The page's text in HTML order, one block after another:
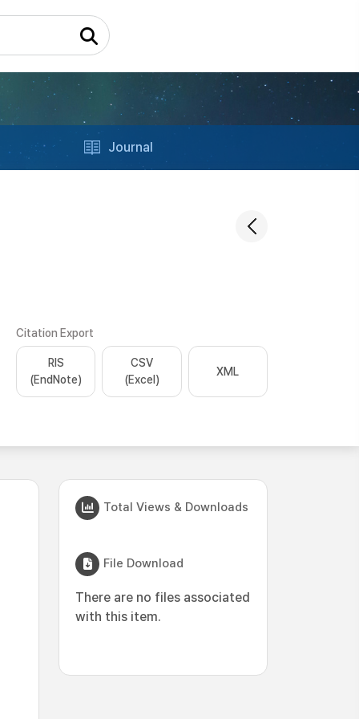
Journal
Citation Export
RIS
(EndNote)
CSV
(Excel)
XML
Total Views & Downloads
File Download
There are no files associated
with this item.